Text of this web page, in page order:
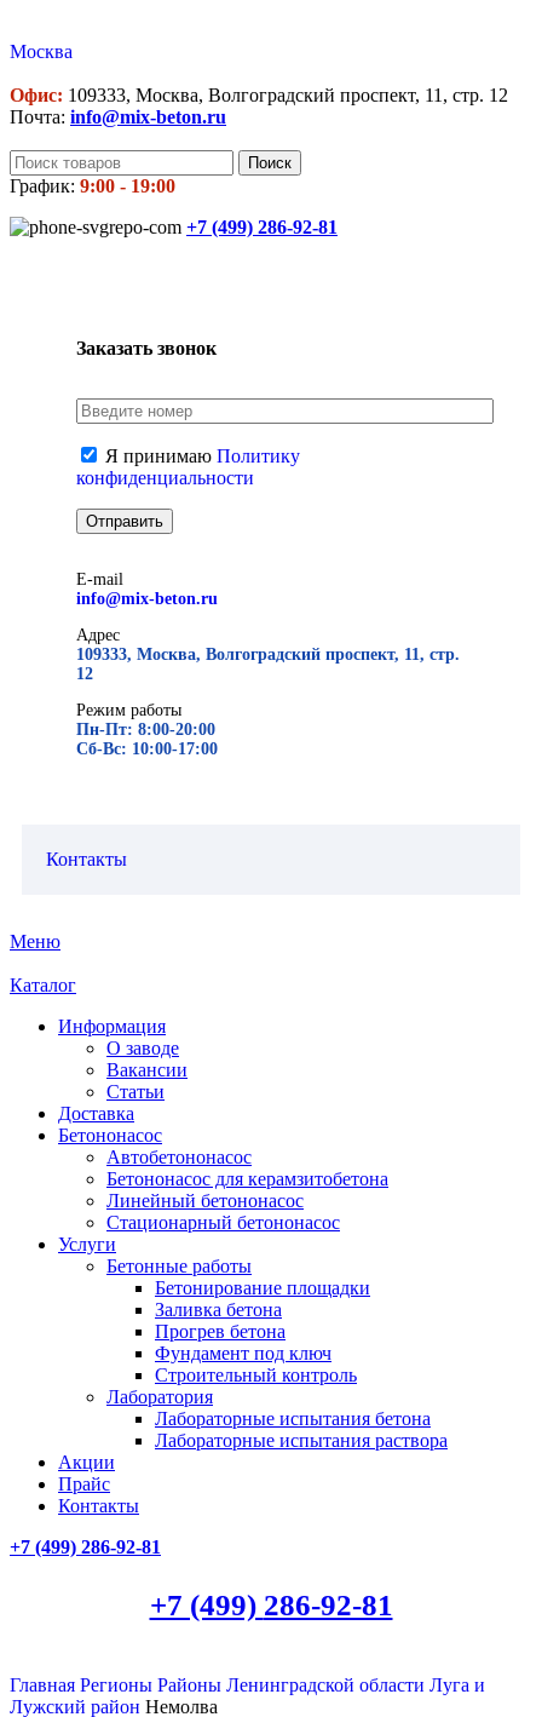
Москва
Офис: 109333, Москва, Волгоградский проспект, 11, стр. 12
Почта: info@mix-beton.ru
Поиск
График: 9:00 - 19:00
+7 (499) 286-92-81
Заказать звонок
Я принимаю Политику
конфиденциальности
E-mail
info@mix-beton.ru
Адрес
109333, Москва, Волгоградский проспект, 11, стр.
12
Режим работы
Пн-Пт: 8:00-20:00
Сб-Вс: 10:00-17:00
Контакты
Меню
Каталог
Информация
О заводе
Вакансии
Статьи
Доставка
Бетононасос
Автобетононасос
Бетононасос для керамзитобетона
Линейный бетононасос
Стационарный бетононасос
Услуги
Бетонные работы
Бетонирование площадки
Заливка бетона
Прогрев бетона
Фундамент под ключ
Строительный контроль
Лаборатория
Лабораторные испытания бетона
Лабораторные испытания раствора
Акции
Прайс
Контакты
+7 (499) 286-92-81
+7 (499) 286-92-81
Главная Регионы Районы Ленинградской области Луга и
Лужский район Немолва